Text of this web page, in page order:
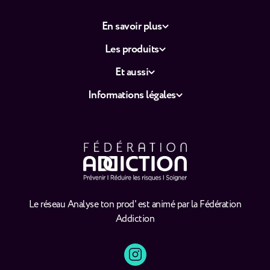
Le réseau Analyse ton prod' est animé par la Fédération
Addiction
En savoir plus
Les produits
Et aussi
Informations légales